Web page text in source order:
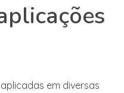
em diversas